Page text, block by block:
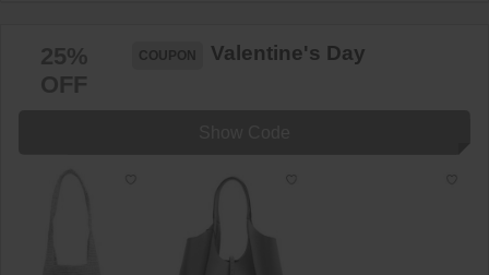
25%
OFF
Valentine's Day